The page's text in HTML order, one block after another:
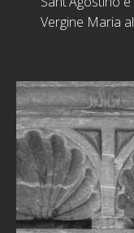
Vergine Maria